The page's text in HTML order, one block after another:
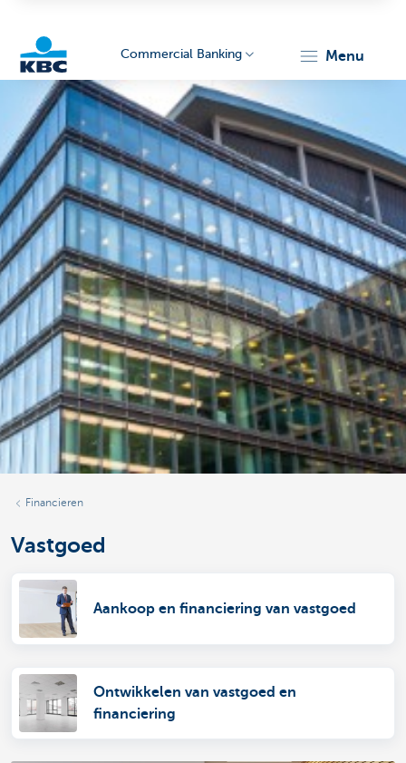
Corporate
Commercial Banking menu
Financieren
Vastgoed
Aankoop en financiering van vastgoed
Ontwikkelen van vastgoed en
financiering